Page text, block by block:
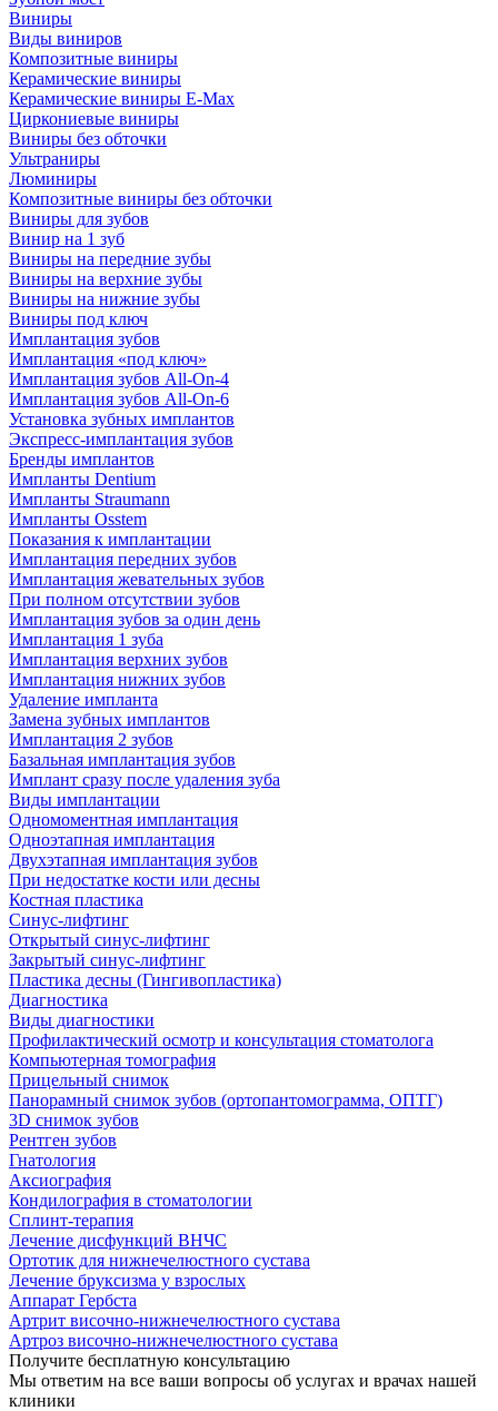
Виниры
Виды виниров
Композитные виниры
Керамические виниры
Керамические виниры E-Max
Циркониевые виниры
Виниры без обточки
Ультраниры
Люминиры
Композитные виниры без обточки
Виниры для зубов
Винир на 1 зуб
Виниры на передние зубы
Виниры на верхние зубы
Виниры на нижние зубы
Виниры под ключ
Имплантация зубов
Имплантация «под ключ»
Имплантация зубов All-On-4
Имплантация зубов All-On-6
Установка зубных имплантов
Экспресс-имплантация зубов
Бренды имплантов
Импланты Dentium
Импланты Straumann
Импланты Osstem
Показания к имплантации
Имплантация передних зубов
Имплантация жевательных зубов
При полном отсутствии зубов
Имплантация зубов за один день
Имплантация 1 зуба
Имплантация верхних зубов
Имплантация нижних зубов
Удаление импланта
Замена зубных имплантов
Имплантация 2 зубов
Базальная имплантация зубов
Имплант сразу после удаления зуба
Виды имплантации
Одномоментная имплантация
Одноэтапная имплантация
Двухэтапная имплантация зубов
При недостатке кости или десны
Костная пластика
Синус-лифтинг
Открытый синус-лифтинг
Закрытый синус-лифтинг
Пластика десны (Гингивопластика)
Диагностика
Виды диагностики
Профилактический осмотр и консультация стоматолога
Компьютерная томография
Прицельный снимок
Панорамный снимок зубов (ортопантомограмма, ОПТГ)
3D снимок зубов
Рентген зубов
Гнатология
Аксиография
Кондилография в стоматологии
Сплинт-терапия
Лечение дисфункций ВНЧС
Ортотик для нижнечелюстного сустава
Лечение бруксизма у взрослых
Аппарат Гербста
Артрит височно-нижнечелюстного сустава
Артроз височно-нижнечелюстного сустава
Получите бесплатную консультацию
Мы ответим на все ваши вопросы об услугах и врачах нашей
клиники